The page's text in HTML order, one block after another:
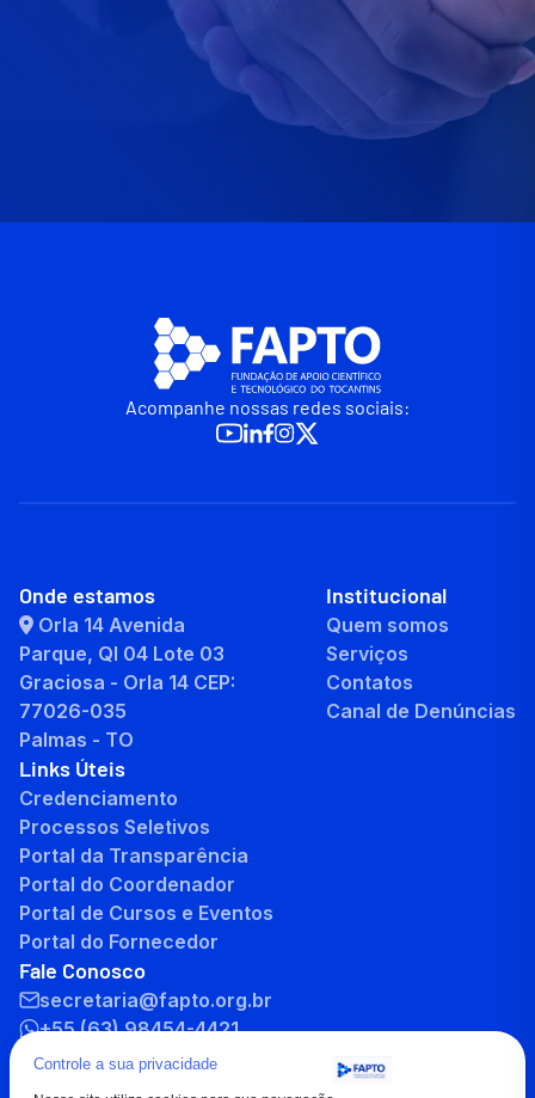
Acompanhe nossas redes sociais:
Onde estamos
Orla 14 Avenida
Parque, QI 04 Lote 03
Graciosa - Orla 14 CEP:
77026-035
Palmas - TO
Institucional
Quem somos
Serviços
Contatos
Canal de Denúncias
Links Úteis
Credenciamento
Processos Seletivos
Portal da Transparência
Portal do Coordenador
Portal de Cursos e Eventos
Portal do Fornecedor
Fale Conosco
secretaria@fapto.org.br
+55 (63) 98454-4421
+55 (63) 3232-8701
Controle a sua privacidade